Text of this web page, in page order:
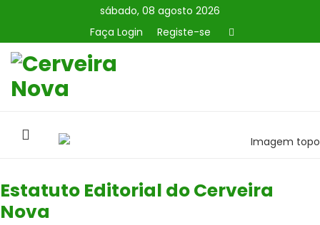
sábado, 08 agosto 2026
Faça Login
Registe-se
Estatuto Editorial do Cerveira
Nova